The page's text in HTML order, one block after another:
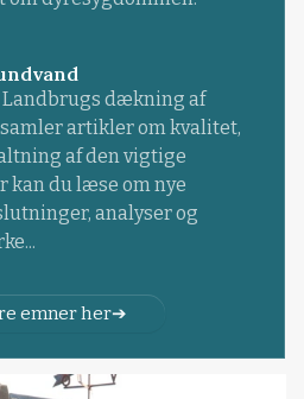
Landbrugs dækning af
artikler om kvalitet,
af den vigtige
kan du læse om nye
analyser og
emner her